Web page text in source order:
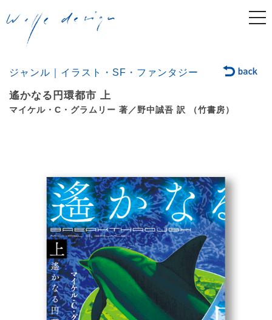
ジャンル｜イラスト・SF・ファンタジー
遙かなる円環都市 上
マイケル・C・グラムリー 著／野中誠吾 訳 （竹書房）